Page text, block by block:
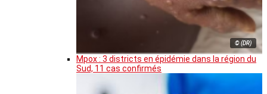
© (DR)
Mpox : 3 districts en épidémie dans la région du
Sud, 11 cas confirmés